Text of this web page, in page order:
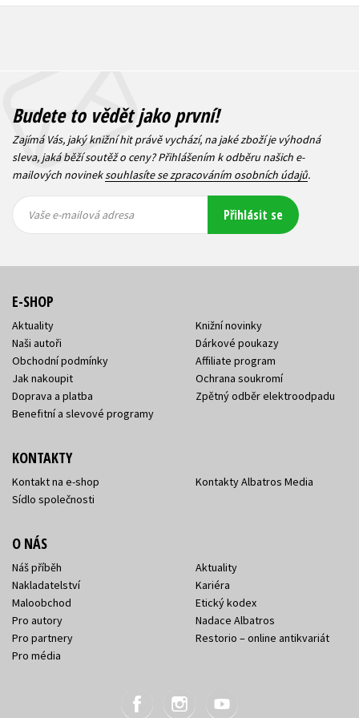
Budete to vědět jako první!
Zajímá Vás, jaký knižní hit právě vychází, na jaké zboží je výhodná
sleva, jaká běží soutěž o ceny? Přihlášením k odběru našich e-
mailových novineksouhlasíte se zpracováním osobních údajů.
mailová
mailová
Vaše e-mailová adresa Přihlásit se
E-SHOP
Aktuality
Naši autoři
Obchodní podmínky
Jak nakoupit
Doprava a platba
Benefitní a slevové programy
Knižní novinky
Dárkové poukazy
Affiliate program
Ochrana soukromí
Zpětný odběr elektroodpadu
KONTAKTY
Kontakt na e-shop
Sídlo společnosti
Kontakty Albatros Media
O NÁS
Náš příběh
Nakladatelství
Maloobchod
Pro autory
Pro partnery
Pro média
Aktuality
Kariéra
Etický kodex
Nadace Albatros
Restorio – online antikvariát